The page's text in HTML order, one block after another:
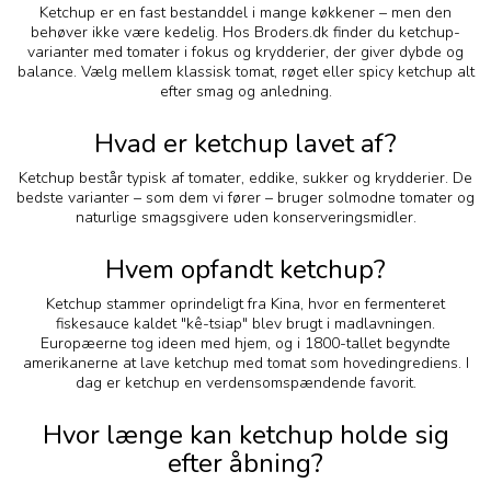
Ketchup er en fast bestanddel i mange køkkener – men den
behøver ikke være kedelig. Hos Broders.dk finder du ketchup-
varianter med tomater i fokus og krydderier, der giver dybde og
balance. Vælg mellem klassisk tomat, røget eller spicy ketchup alt
efter smag og anledning.
Hvad er ketchup lavet af?
Ketchup består typisk af tomater, eddike, sukker og krydderier. De
bedste varianter – som dem vi fører – bruger solmodne tomater og
naturlige smagsgivere uden konserveringsmidler.
Hvem opfandt ketchup?
Ketchup stammer oprindeligt fra Kina, hvor en fermenteret
fiskesauce kaldet "kê-tsiap" blev brugt i madlavningen.
Europæerne tog ideen med hjem, og i 1800-tallet begyndte
amerikanerne at lave ketchup med tomat som hovedingrediens. I
dag er ketchup en verdensomspændende favorit.
Hvor længe kan ketchup holde sig
efter åbning?